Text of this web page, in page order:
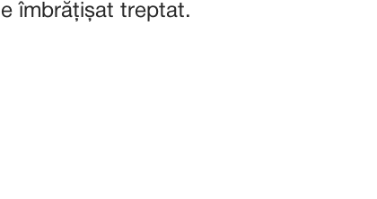
îmbrățișat treptat.